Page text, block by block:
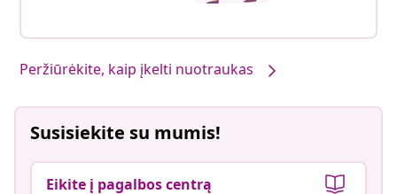
Peržiūrėkite, kaip įkelti nuotraukas
Susisiekite su mumis!
Eikite į pagalbos centrą